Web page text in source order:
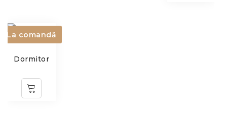
La comandă
Dormitor